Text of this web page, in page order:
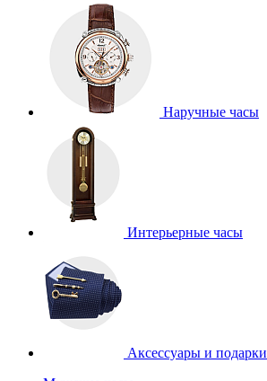
Наручные часы
Интерьерные часы
Аксессуары и подарки